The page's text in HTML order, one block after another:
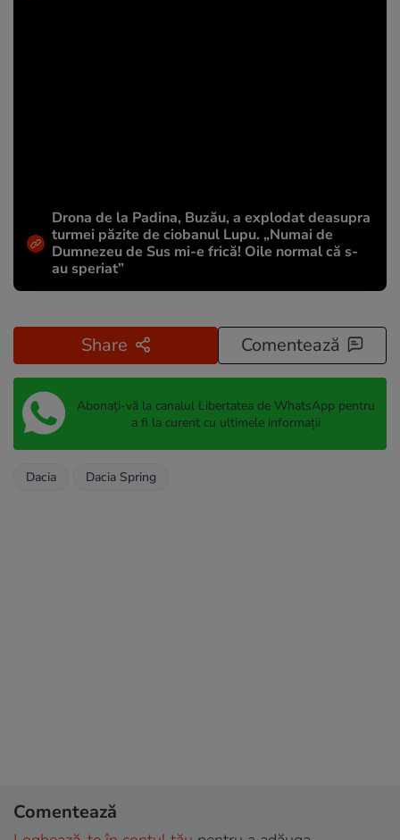
Drona de la Padina, Buzău, a explodat deasupra
turmei păzite de ciobanul Lupu. „Numai de
Dumnezeu de Sus mi-e frică! Oile normal că s-
au speriat”
Share Comentează
Abonați-vă la canalul Libertatea de WhatsApp pentru
a fi la curent cu ultimele informații
Dacia Dacia Spring
Comentează